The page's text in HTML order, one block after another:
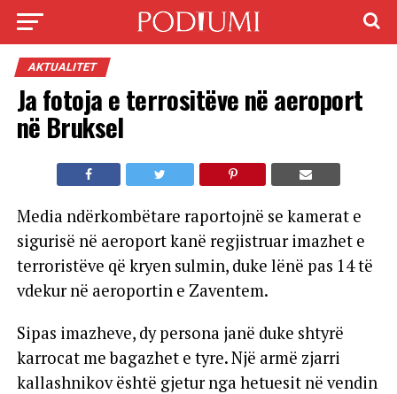
AKTUALITET
Ja fotoja e terrositëve në aeroport
në Bruksel
Media ndërkombëtare raportojnë se kamerat e
sigurisë në aeroport kanë regjistruar imazhet e
terroristëve që kryen sulmin, duke lënë pas 14 të
vdekur në aeroportin e Zaventem.
Sipas imazheve, dy persona janë duke shtyrë
karrocat me bagazhet e tyre. Një armë zjarri
kallashnikov është gjetur nga hetuesit në vendin